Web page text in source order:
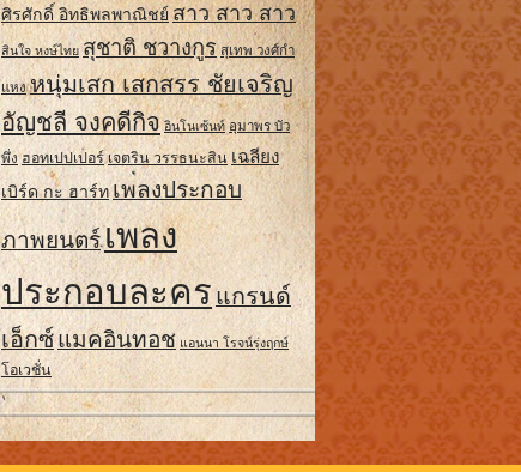
ศิรศักดิ์ อิทธิพลพาณิชย์ สาว สาว สาว
สินใจ หงษ์ไทย สุชาติ ชวางกูร สุเทพ วงศ์กํา
แหง หนุ่มเสก เสกสรร ชัยเจริญ
อัญชลี จงคดีกิจ อินโนเซ้นท์ อุมาพร บัว
พึ่ง ฮอทเปปเปอร์ เจตริน วรรธนะสิน เฉลียง
เบิร์ด กะ ฮาร์ทเพลงประกอบ
ภาพยนตร์เพลง
ประกอบละครแกรนด์
เอ็กซ์แมคอินทอช แอนนา โรจน์รุ่งฤกษ์
โอเวชั่น